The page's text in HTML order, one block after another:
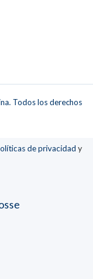
Todos los derechos
de privacidad y